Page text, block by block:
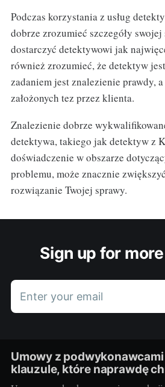
Podczas korzystania z usług
dobrze zrozumieć szczegóły
dostarczyć detektywowi jak
również zrozumieć, że detektyw
zadaniem jest znalezienie prawdy,
założonych tez przez klienta.
Znalezienie dobrze
detektywa, takiego jak detektyw z
doświadczenie w obszarze
problemu, może znacznie
rozwiązanie Twojej sprawy.
Sign up for
Enter your email
Umowy z
klauzule, które naprawdę